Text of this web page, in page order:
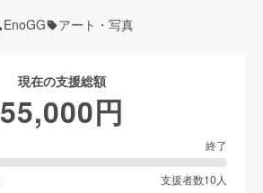
EnoGG アート・写真
現在の支援総額
55,000円
終了
支援者数10 人